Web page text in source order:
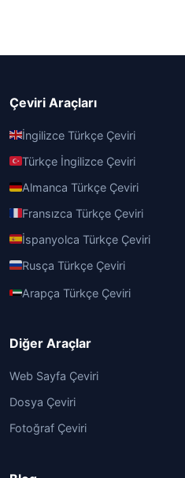
Çeviri Araçları
İngilizce Türkçe Çeviri
Türkçe İngilizce Çeviri
Almanca Türkçe Çeviri
Fransızca Türkçe Çeviri
İspanyolca Türkçe Çeviri
Rusça Türkçe Çeviri
Arapça Türkçe Çeviri
Diğer Araçlar
Web Sayfa Çeviri
Dosya Çeviri
Fotoğraf Çeviri